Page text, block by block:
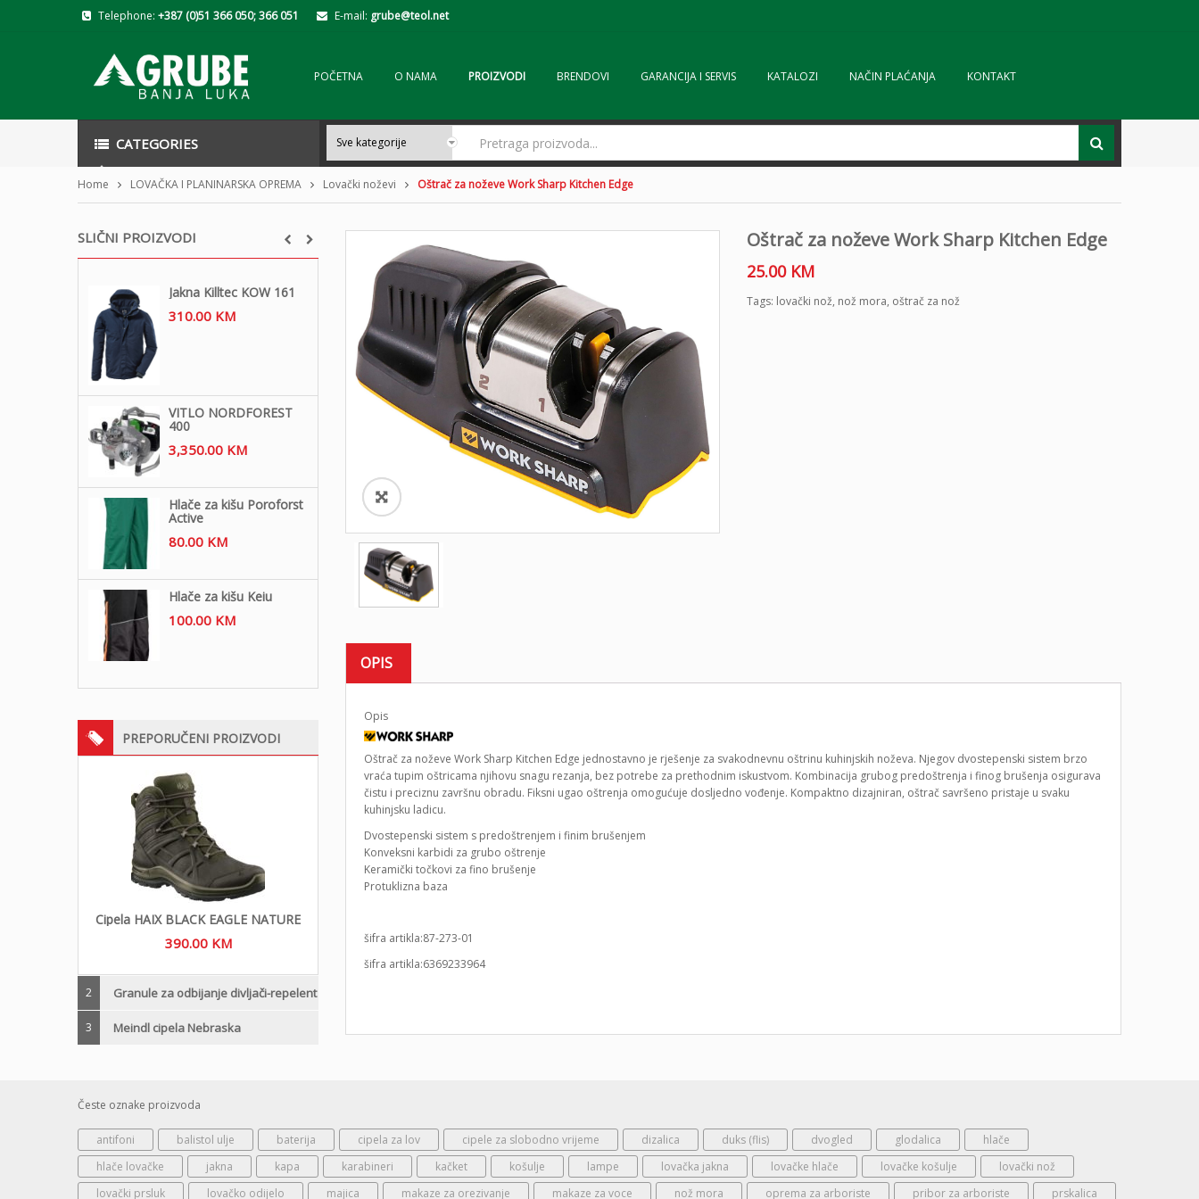
Telephone: +387 (0)51 366 050; 366 051 E-mail: grube@teol.net
POČETNA O NAMA PROIZVODI BRENDOVI GARANCIJA I SERVIS KATALOZI NAČIN PLAĆANJA KONTAKT
CATEGORIES
Home LOVAČKA I PLANINARSKA OPREMA Lovački noževi Oštrač za noževe Work Sharp Kitchen Edge
SLIČNI PROIZVODI
Jakna Killtec KOW 161
310.00 KM
VITLO NORDFOREST
400
3,350.00 KM
Hlače za kišu Poroforst
Active
80.00 KM
Hlače za kišu Keiu
100.00 KM
PREPORUČENI PROIZVODI
Cipela HAIX BLACK EAGLE NATURE
390.00 KM
2 Granule za odbijanje divljači-repelent
3 Meindl cipela Nebraska
Oštrač za noževe Work Sharp Kitchen Edge
25.00 KM
Tags: lovački nož, nož mora, oštrač za nož
OPIS
Opis
Oštrač za noževe Work Sharp Kitchen Edge jednostavno je rješenje za svakodnevnu oštrinu kuhinjskih noževa. Njegov dvostepenski sistem brzo
vraća tupim oštricama njihovu snagu rezanja, bez potrebe za prethodnim iskustvom. Kombinacija grubog predoštrenja i finog brušenja osigurava
čistu i preciznu završnu obradu. Fiksni ugao oštrenja omogućuje dosljedno vođenje. Kompaktno dizajniran, oštrač savršeno pristaje u svaku
kuhinjsku ladicu.
Dvostepenski sistem s predoštrenjem i finim brušenjem
Konveksni karbidi za grubo oštrenje
Keramički točkovi za fino brušenje
Protuklizna baza
šifra artikla:87-273-01
šifra artikla:6369233964
Česte oznake proizvoda
antifoni balistol ulje baterija cipela za lov cipele za slobodno vrijeme dizalica duks (flis) dvogled glodalica
hlače
hlače lovačke
jakna kapa karabineri kačket košulje lampe lovačka jakna lovačke hlače lovačke košulje
lovački nož
lovački prsluk
lovačko odijelo majica makaze za orezivanje makaze za voce nož mora oprema za arboriste pribor za arboriste prskalica